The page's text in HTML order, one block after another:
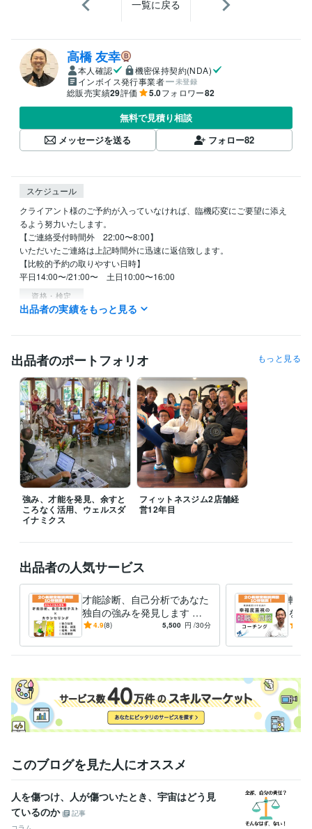
一覧に戻る
高橋 友幸
本人確認
機密保持契約(NDA)
インボイス発行事業者
未登録
総販売実績29評価 5.0フォロワー82
無料で見積り相談
メッセージを送る
フォロー82
スケジュール
クライアント様のご予約が入っていなければ、臨機応変にご要望に添え
るよう努力いたします。
【ご連絡受付時間外　22:00〜8:00】
いただいたご連絡は上記時間外に迅速に返信致します。
【比較的予約の取りやすい日時】
平日14:00〜/21:00〜　土日10:00〜16:00
資格・検定
ウェルスダイナミクスプラクティショナー
ウェルスダイナミクスコンサルタント 取得年 : 2017年
ウェルスダイナミクストレーナー（資格発行者）
ウェルスダイナミクスアンバサダー（日本に6人） 取得年 : 2020年
得意分野
ビジネス代行・事務代行 独立起業 副業、複業 ビジネスの強み、才
能診断 独立から起業までの伴走
独立起業 副業 複業 自己分析 強み 才能 キャリア
仕事
働きがい
生きがい
学習指導・資格・キャリア相談 転職、適職 コーチ、カウンセラー起
業 ビジネスの強み、才能診断 キャリア、転職に関する壁打ち相手に
転職 適職 自己分析 強み 才能 キャリア 仕事 相談
生きがい
出品者の実績をもっと見る
出品者のポートフォリオ もっと見る
強み、才能を発見、余すと
ころなく活用、ウェルスダ
イナミクス
フィットネスジム2店舗経
営12年目
出品者の人気サービス
才能診断、自己分析であなた
独自の強みを発見します 独
立起業、副業、転職でのあな
る！
4.9(8) 5,500 円 /30分
転職
を活
自己
いを
このブログを見た人にオススメ
人を傷つけ、人が傷ついたとき、宇宙はどう見
ているのか
記事